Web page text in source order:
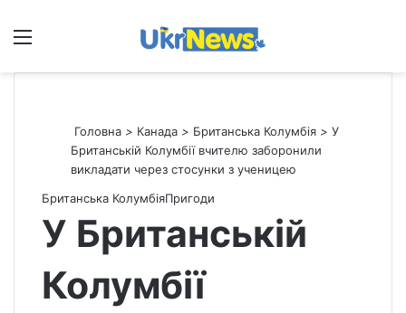
Меню
Головна > Канада > Британська Колумбія > У
Британській Колумбії вчителю заборонили
викладати через стосунки з ученицею
Британська КолумбіяПригоди
У Британській
Колумбії